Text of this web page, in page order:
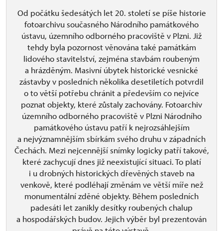
Od počátku šedesátých let 20. století se píše historie
fotoarchivu současného Národního památkového
ústavu, územního odborného pracoviště v Plzni. Již
tehdy byla pozornost věnována také památkám
lidového stavitelství, zejména stavbám roubeným
a hrázděným. Masivní úbytek historické vesnické
zástavby v posledních několika desetiletích potvrdil
o to větší potřebu chránit a především co nejvíce
poznat objekty, které zůstaly zachovány. Fotoarchiv
územního odborného pracoviště v Plzni Národního
památkového ústavu patří k nejrozsáhlejším
a nejvýznamnějším sbírkám svého druhu v západních
Čechách. Mezi nejcennější snímky logicky patří takové,
které zachycují dnes již neexistující situaci. To platí
i u drobných historických dřevěných staveb na
venkově, které podléhají změnám ve větší míře než
monumentální zděné objekty. Během posledních
padesáti let zanikly desítky roubených chalup
a hospodářských budov. Jejich výběr byl prezentován